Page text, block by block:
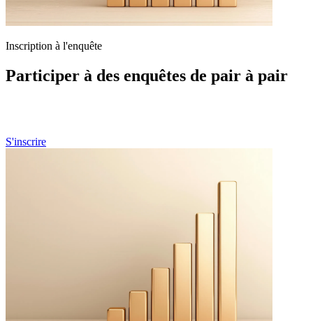
Inscription à l'enquête
Participer à des enquêtes de pair à pair
S'inscrire